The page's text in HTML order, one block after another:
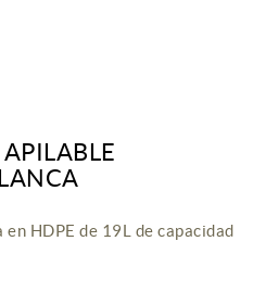
HDPE de 19L de capacidad